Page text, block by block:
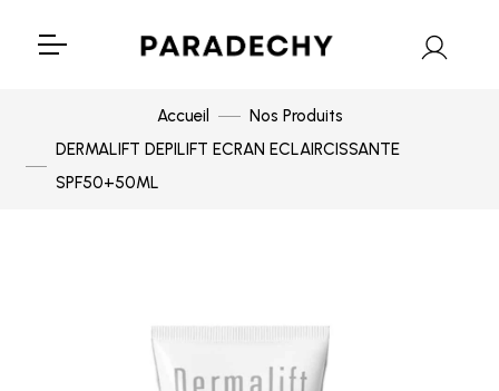
Accueil
Nos Produits
DERMALIFT DEPILIFT ECRAN ECLAIRCISSANTE
SPF50+50ML